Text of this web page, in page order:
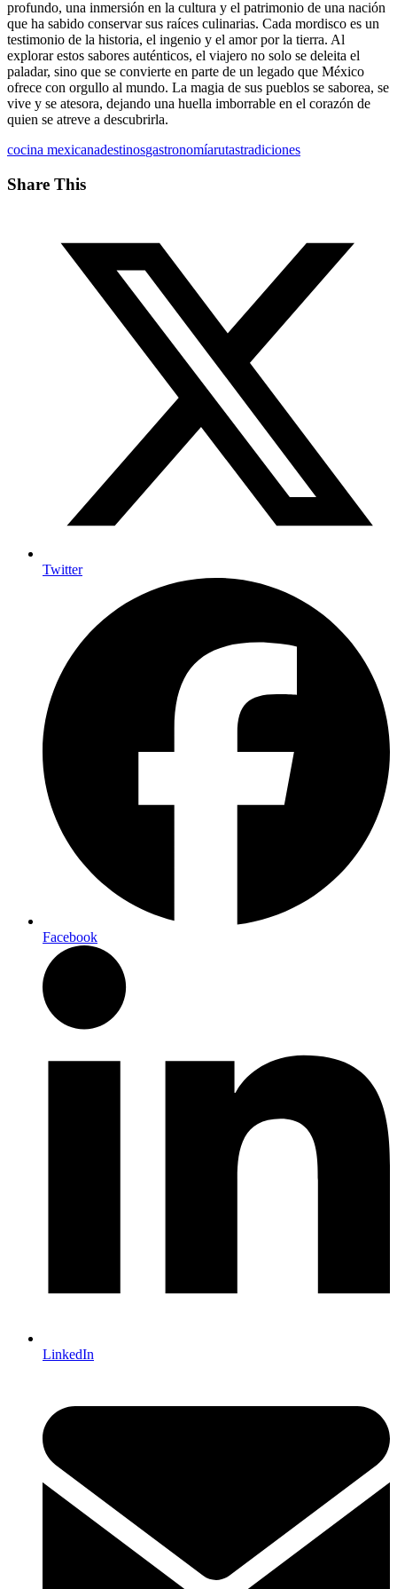
profundo, una inmersión en la cultura y el patrimonio de una nación
que ha sabido conservar sus raíces culinarias. Cada mordisco es un
testimonio de la historia, el ingenio y el amor por la tierra. Al
explorar estos sabores auténticos, el viajero no solo se deleita el
paladar, sino que se convierte en parte de un legado que México
ofrece con orgullo al mundo. La magia de sus pueblos se saborea, se
vive y se atesora, dejando una huella imborrable en el corazón de
quien se atreve a descubrirla.
cocina mexicanadestinosgastronomíarutastradiciones
Share This
Twitter
Facebook
LinkedIn